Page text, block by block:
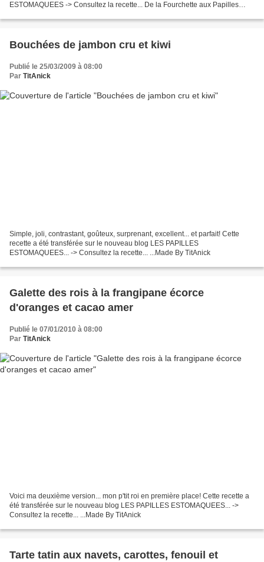
ESTOMAQUEES -> Consultez la recette... De la Fourchette aux Papilles
Bouchées de jambon cru et kiwi
Publié le 25/03/2009 à 08:00
Par TitAnick
Simple, joli, contrastant, goûteux, surprenant, excellent... et parfait! Cette
recette a été transférée sur le nouveau blog LES PAPILLES
ESTOMAQUEES... -> Consultez la recette... ...Made By TitAnick
Galette des rois à la frangipane écorce
d'oranges et cacao amer
Publié le 07/01/2010 à 08:00
Par TitAnick
Voici ma deuxième version... mon p'tit roi en première place! Cette recette a
été transférée sur le nouveau blog LES PAPILLES ESTOMAQUEES... ->
Consultez la recette... ...Made By TitAnick
Tarte tatin aux navets, carottes, fenouil et